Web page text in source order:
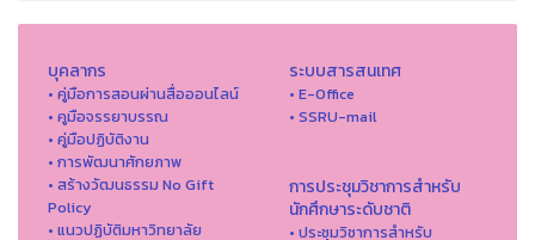
บุคลากร
• คู่มือการสอนผ่านสื่อออนไลน์
• คูมือจรรยาบรรณ
• คู่มือปฏิบัติงาน
• การพัฒนาศักยภาพ
• สร้างวัฒนธรรม No Gift
Policy
• แนวปฏิบัติมหาวิทยาลัย
ระบบสารสนเทศ
• E-Office
• SSRU-mail
การประชุมวิชาการสำหรับ
นักศึกษาระดับชาติ
• ประชุมวิชาการสำหรับ